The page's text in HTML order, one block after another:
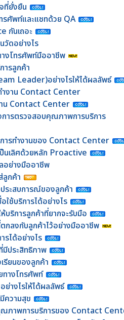
ที่ยั่งยืน
รศัพท์และแชทด้วย QA
กันเถอะ
วัดอย่างไร
งโทรศัพท์มืออาชีพ
ารลูกค้า
Leader)อย่างไรให้ได้ผลลัพธ์
ำงาน Contact Center
น Contact Center
ารตรวจสอบคุณภาพการบริการ
ารทำงานของ Contact Center
ป็นเลิศด้วยหลัก Proactive
อย่างมืออาชีพ
ลูกค้า
ระสบการณ์ของลูกค้า
ใช้บริการได้อย่างไร
บริการลูกค้าที่ยากจะรับมือ
ตกลงกับลูกค้าไว้อย่างมืออาชีพ
รได้อย่างไร
ประสิทธิภาพ
รียนของลูกค้า
ทางโทรศัพท์
างไรให้ได้ผลลัพธ์
ความสุข
ภาพการบริการของ Contact